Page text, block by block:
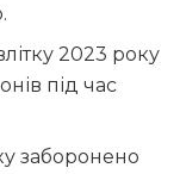
2023 року
під час
заборонено